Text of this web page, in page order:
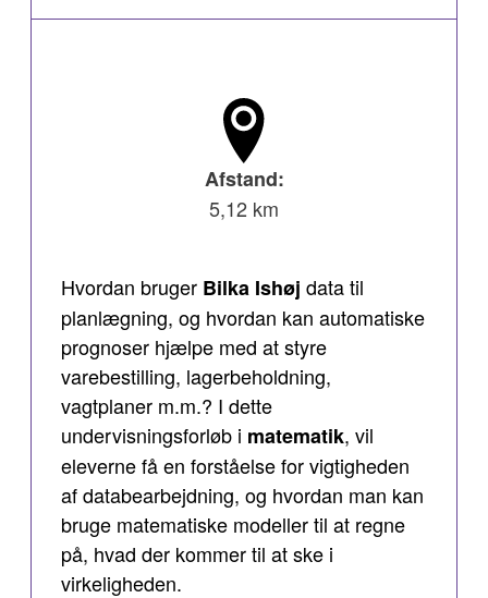
Afstand:
5,12 km
Hvordan bruger Bilka Ishøj data til
planlægning, og hvordan kan automatiske
prognoser hjælpe med at styre
varebestilling, lagerbeholdning,
vagtplaner m.m.? I dette
undervisningsforløb i matematik, vil
eleverne få en forståelse for vigtigheden
af databearbejdning, og hvordan man kan
bruge matematiske modeller til at regne
på, hvad der kommer til at ske i
virkeligheden.